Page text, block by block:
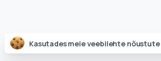
Kasutades meie veebilehte nõustute